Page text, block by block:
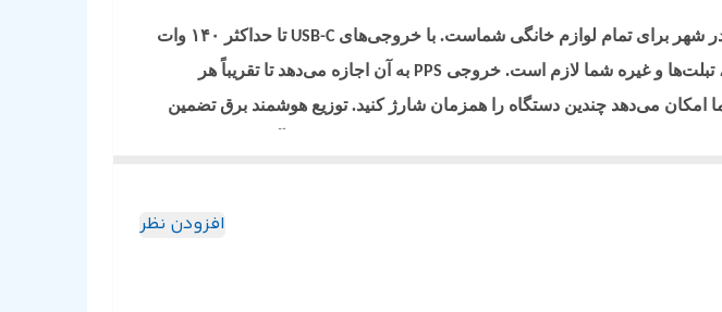
شهر برای تمام لوازم خانگی شماست. با خروجی‌های USB-C
تا حداکثر ۱۴۰ وات
و غیره شما لازم است. خروجی PPS به آن اجازه می‌دهد تا تقریباً هر
امکان می‌دهد چندین دستگاه را همزمان شارژ کنید. توزیع هوشمند برق تضمین
شارژر دیواری
افزودن نظر